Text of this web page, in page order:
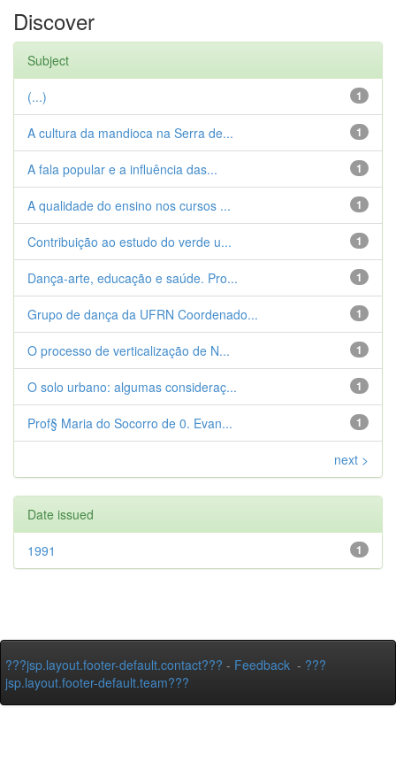
Discover
Subject
1
(...)
1
A cultura da mandioca na Serra de...
1
A fala popular e a influência das...
1
A qualidade do ensino nos cursos ...
1
Contribuição ao estudo do verde u...
1
Dança-arte, educação e saúde. Pro...
1
Grupo de dança da UFRN Coordenado...
1
O processo de verticalização de N...
1
O solo urbano: algumas consideraç...
1
Prof§ Maria do Socorro de 0. Evan...
next >
Date issued
1
1991
???jsp.layout.footer-default.contact??? - Feedback - ???
jsp.layout.footer-default.team???